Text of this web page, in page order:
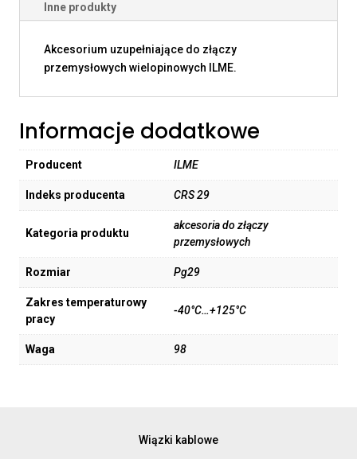
Inne produkty
Akcesorium uzupełniające do złączy
przemysłowych wielopinowych ILME.
Informacje dodatkowe
Producent ILME
Indeks producenta CRS 29
Kategoria produktu
akcesoria do złączy
przemysłowych
Rozmiar Pg29
Zakres temperaturowy
pracy
-40°C…+125°C
Waga 98
Wiązki kablowe